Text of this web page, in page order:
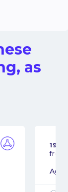
as
19
from